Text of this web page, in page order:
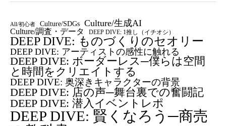
All/初心者 Culture/SDGs Culture/生成AI
Culture/調査・データ DEEP DIVE: 1推し（イチオシ）
DEEP DIVE: ものづくりのセオリー
DEEP DIVE: アーティストの感性に触れる
DEEP DIVE: ボーダーレス─僕らは空間
と時間をクリエイトする
DEEP DIVE: 奥深きキャラクターの背景
DEEP DIVE: 店の声─舞台裏での奮闘記
DEEP DIVE: 潜入イベントレポ
DEEP DIVE: 賢くなろう─商売